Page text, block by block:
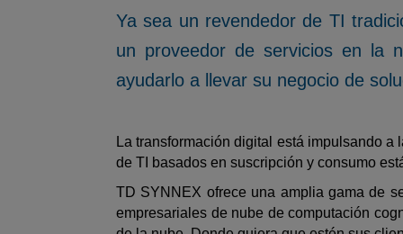
Ya sea un revendedor de TI
un proveedor de servicios en la
ayudarlo a llevar su negocio de
La transformación digital está impulsando
de TI basados en suscripción y consumo
TD SYNNEX ofrece una amplia gama de
empresariales de nube de computación